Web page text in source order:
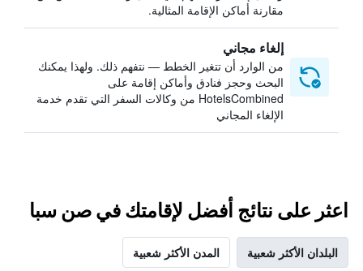
مقارنة أماكن الإقامة المثالية.
إلغاء مجاني
من الوارد أن تتغير الخطط — نتفهم ذلك. ولهذا يمكنك
البحث وحجز فنادق وأماكن إقامة على
HotelsCombined من وكالات السفر التي تقدم خدمة
الإلغاء المجاني
اعثر على نتائج أفضل لإقامتك في صن سبا
البلدان الأكثر شعبية المدن الأكثر شعبية